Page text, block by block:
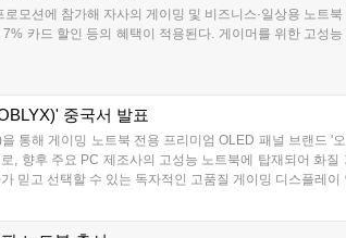
모션에 참가해 자사의 게이밍 및 비즈니스·일상용 노트
카드 할인 등의 혜택이 적용된다. 게이머를 위한 고성
중국서 발표
통해 게이밍 노트북 전용 프리미엄 OLED 패널 브랜드 '
, 향후 주요 PC 제조사의 고성능 노트북에 탑재되어 화
믿고 선택할 수 있는 독자적인 고품질 게이밍 디스플레